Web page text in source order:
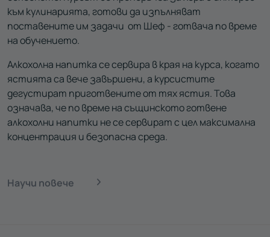
към кулинарията, готови да изпълняват
поставените им задачи от Шеф - готвача по време
на обучението.
Алкохолна напитка се сервира в края на курса, когато
ястията са вече завършени, а курсистите
дегустират приготвените от тях ястия. Това
означава, че по време на същинското готвене
алкохолни напитки не се сервират с цел максимална
концентрация и безопасна среда.
Научи повече